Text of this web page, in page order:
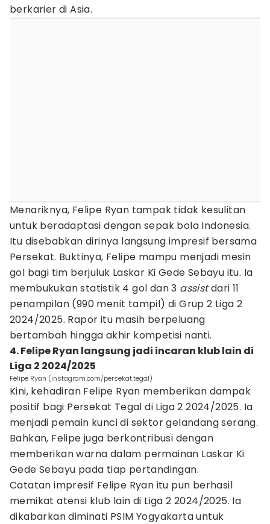
berkarier di Asia.
Menariknya, Felipe Ryan tampak tidak kesulitan
untuk beradaptasi dengan sepak bola Indonesia.
Itu disebabkan dirinya langsung impresif bersama
Persekat. Buktinya, Felipe mampu menjadi mesin
gol bagi tim berjuluk Laskar Ki Gede Sebayu itu. Ia
membukukan statistik 4 gol dan 3 assistdari 11
penampilan (990 menit tampil) di Grup 2 Liga 2
2024/2025. Rapor itu masih berpeluang
bertambah hingga akhir kompetisi nanti.
4. Felipe Ryan langsung jadi incaran klub lain di
Liga 2 2024/2025
Felipe Ryan (instagram.com/persekat.tegal)
Kini, kehadiran Felipe Ryan memberikan dampak
positif bagi Persekat Tegal di Liga 2 2024/2025. Ia
menjadi pemain kunci di sektor gelandang serang.
Bahkan, Felipe juga berkontribusi dengan
memberikan warna dalam permainan Laskar Ki
Gede Sebayu pada tiap pertandingan.
Catatan impresif Felipe Ryan itu pun berhasil
memikat atensi klub lain di Liga 2 2024/2025. Ia
dikabarkan diminati PSIM Yogyakarta untuk